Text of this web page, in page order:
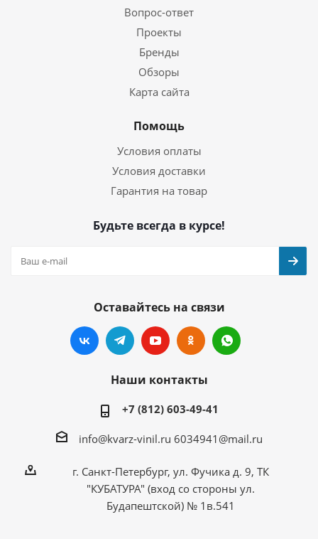
Вопрос-ответ
Проекты
Бренды
Обзоры
Карта сайта
Помощь
Условия оплаты
Условия доставки
Гарантия на товар
Будьте всегда в курсе!
Оставайтесь на связи
Наши контакты
+7 (812) 603-49-41
info@kvarz-vinil.ru 6034941@mail.ru
г. Санкт-Петербург, ул. Фучика д. 9, ТК
"КУБАТУРА" (вход со стороны ул.
Будапештской) № 1в.541